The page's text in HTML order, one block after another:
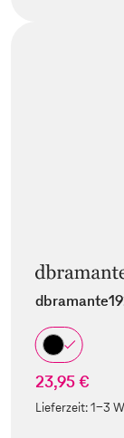
23,95 €
Lieferzeit:1-3